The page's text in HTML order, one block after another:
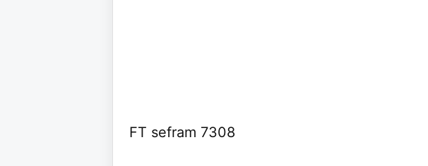
FT sefram 7308